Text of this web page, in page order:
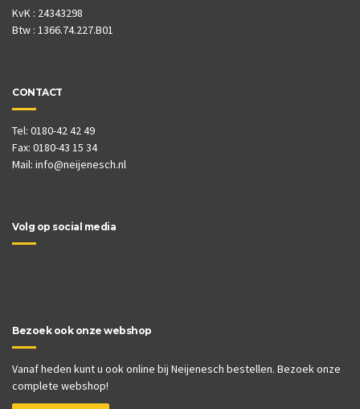
KvK : 24343298
Btw : 1366.74.227.B01
CONTACT
Tel: 0180-42 42 49
Fax: 0180-43 15 34
Mail: info@neijenesch.nl
Volg op social media
Bezoek ook onze webshop
Vanaf heden kunt u ook online bij Neijenesch bestellen. Bezoek onze
complete webshop!